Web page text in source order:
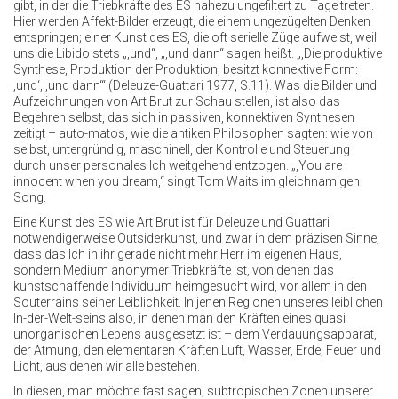
gibt, in der die Triebkräfte des ES nahezu ungefiltert zu Tage treten.
Hier werden Affekt-Bilder erzeugt, die einem ungezügelten Denken
entspringen; einer Kunst des ES, die oft serielle Züge aufweist, weil
uns die Libido stets „,und“, „,und dann“ sagen heißt. „,Die produktive
Synthese, Produktion der Produktion, besitzt konnektive Form:
‚und‘, ‚und dann‘“ (Deleuze-Guattari 1977, S.11). Was die Bilder und
Aufzeichnungen von Art Brut zur Schau stellen, ist also das
Begehren selbst, das sich in passiven, konnektiven Synthesen
zeitigt – auto-matos, wie die antiken Philosophen sagten: wie von
selbst, untergründig, maschinell, der Kontrolle und Steuerung
durch unser personales Ich weitgehend entzogen. „,You are
innocent when you dream,“ singt Tom Waits im gleichnamigen
Song.
Eine Kunst des ES wie Art Brut ist für Deleuze und Guattari
notwendigerweise Outsiderkunst, und zwar in dem präzisen Sinne,
dass das Ich in ihr gerade nicht mehr Herr im eigenen Haus,
sondern Medium anonymer Triebkräfte ist, von denen das
kunstschaffende Individuum heimgesucht wird, vor allem in den
Souterrains seiner Leiblichkeit. In jenen Regionen unseres leiblichen
In-der-Welt-seins also, in denen man den Kräften eines quasi
unorganischen Lebens ausgesetzt ist – dem Verdauungsapparat,
der Atmung, den elementaren Kräften Luft, Wasser, Erde, Feuer und
Licht, aus denen wir alle bestehen.
In diesen, man möchte fast sagen, subtropischen Zonen unserer